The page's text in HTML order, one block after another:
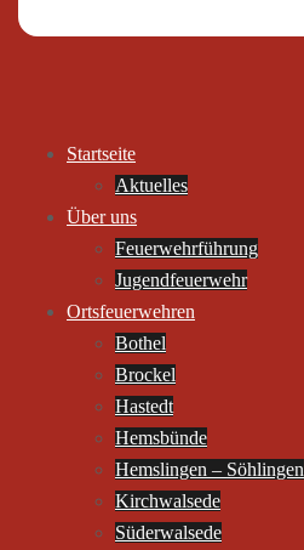
Startseite
Aktuelles
Über uns
Feuerwehrführung
Jugendfeuerwehr
Ortsfeuerwehren
Bothel
Brockel
Hastedt
Hemsbünde
Hemslingen – Söhlingen
Kirchwalsede
Süderwalsede